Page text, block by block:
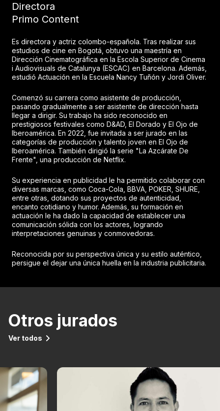
Directora
Primo Content
Es directora y actriz colombo-española. Tras realizar sus
estudios de cine en Bogotá, obtuvo una maestría en
Dirección Cinematográfica en la Escola Superior de Cinema
i Audiovisuals de Catalunya (ESCAC) en Barcelona. Además,
estudió Actuación en la Escuela Nancy Tuñón y Jordi Oliver.
Comenzó su carrera como asistente de producción,
pasando gradualmente a ser asistente de dirección hasta
llegar a dirigir. Su trabajo ha sido reconocido en
prestigiosos festivales como D&AD, El Dorado y El Ojo de
Iberoamérica. En 2022, fue invitada a ser jurado en las
categorías de producción y talento joven en El Ojo de
Iberoamérica. También dirigió la serie "La Azcárate De
Frente", una producción de Netflix.
Su experiencia en publicidad le ha permitido colaborar con
diversas marcas, como Coca-Cola, BBVA, POKER, SHURE,
entre otras, dotando sus proyectos de autenticidad,
encanto cotidiano y humor. Además, su formación en
actuación le ha dado la capacidad de establecer una
comunicación sólida con los actores, logrando
interpretaciones genuinas y conmovedoras.
Reconocida por su perspectiva única y su estilo auténtico,
persigue el dejar una única huella en la industria publicitaria.
Otros jurados
Ver todos